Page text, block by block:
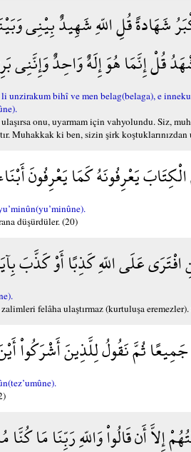
شَهَادةً قُلِ اللّهِ شَهِيدٌ بِيْنِي
قُلْ إِنَّمَا هُوَ إِلَهٌ وَاحِدٌ وَإِنَّنِي
bihî ve men belag(belaga), e
onu, uyarmam için vahyolundu. Siz,
Muhakkak ki ben, sizin şirk koştuklarınızdan
يَعْرِفُونَهُ كَمَا يَعْرِفُونَ
düşürdüler. (20)
عَلَى اللّهِ كَذِبًا أَوْ كَذَّبَ
felâha ulaştırmaz (kurtuluşa
ثُمَّ نَقُولُ لِلَّذِينَ أَشْرَكُواْ
إِلاَّ أَن قَالُواْ وَاللّهِ رَبِّنَا مَا